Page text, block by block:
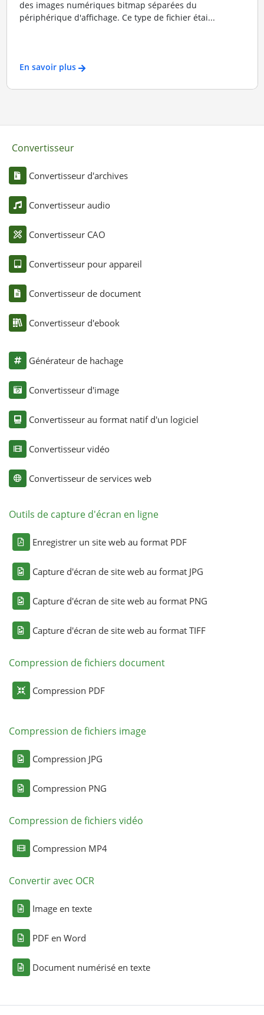
des images numériques bitmap séparées du
périphérique d'affichage. Ce type de fichier étai...
En savoir plus
Convertisseur
Convertisseur d'archives
Convertisseur audio
Convertisseur CAO
Convertisseur pour appareil
Convertisseur de document
Convertisseur d'ebook
Générateur de hachage
Convertisseur d'image
Convertisseur au format natif d'un logiciel
Convertisseur vidéo
Convertisseur de services web
Outils de capture d'écran en ligne
Enregistrer un site web au format PDF
Capture d'écran de site web au format JPG
Capture d'écran de site web au format PNG
Capture d'écran de site web au format TIFF
Compression de fichiers document
Compression PDF
Compression de fichiers image
Compression JPG
Compression PNG
Compression de fichiers vidéo
Compression MP4
Convertir avec OCR
Image en texte
PDF en Word
Document numérisé en texte